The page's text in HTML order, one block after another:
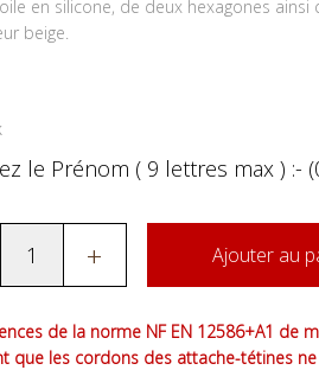
en silicone, de deux hexagones
beige.
le Prénom ( 9 lettres max ) :- (
+ Ajouter au
de la norme NF EN 12586+A1 de
que les cordons des attache-tétines